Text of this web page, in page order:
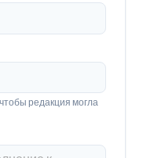
редакция могла